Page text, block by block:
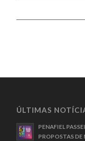
ÚLTIMAS
PENAFIEL
PROPOSTAS